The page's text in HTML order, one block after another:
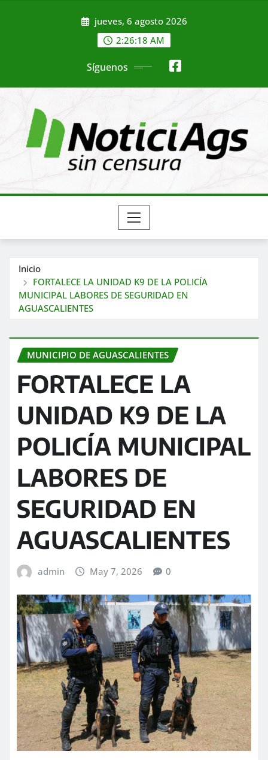
jueves, 6 agosto 2026
2:26:19 AM
Síguenos
Inicio
FORTALECE LA UNIDAD K9 DE LA POLICÍA
MUNICIPAL LABORES DE SEGURIDAD EN
AGUASCALIENTES
MUNICIPIO DE AGUASCALIENTES
FORTALECE LA
UNIDAD K9 DE LA
POLICÍA MUNICIPAL
LABORES DE
SEGURIDAD EN
AGUASCALIENTES
admin May 7, 2026 0